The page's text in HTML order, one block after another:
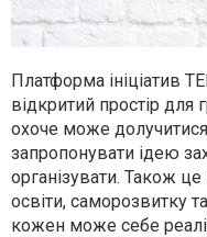
Платформа ініціатив
відкритий простір для
охоче може
запропонувати ідею
організувати. Також
освіти, саморозвитку
кожен може себе